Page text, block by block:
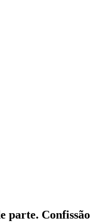
parte. Confissão